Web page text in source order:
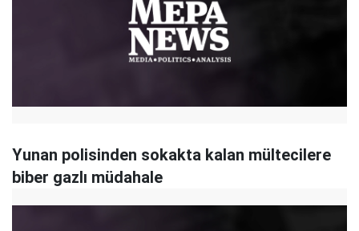
Yunan polisinden sokakta kalan mültecilere
biber gazlı müdahale